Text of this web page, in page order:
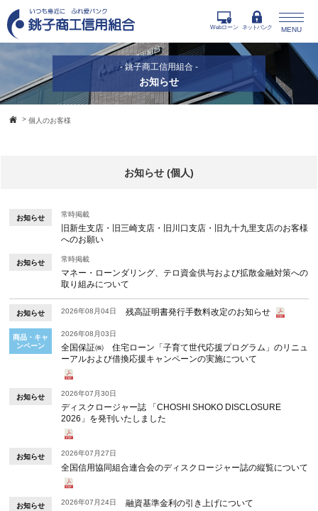
MENU
Webローン ネットバンク
- 銚子商工信用組合 -
お知らせ
>個人のお客様
お知らせ (個人)
お知らせ 常時掲載
旧新生支店・旧三崎支店・旧川口支店・旧九十九里支店のお客様
へのお願い
お知らせ 常時掲載
マネー・ローンダリング、テロ資金供与および拡散金融対策への
取り組みについて
お知らせ 2026年08月04日 残高証明書発行手数料改定のお知らせ
商品・キャ
ンペーン
2026年08月03日
全国保証㈱ 住宅ローン「子育て世代応援プログラム」のリニュ
ーアルおよび借換応援キャンペーンの実施について
お知らせ 2026年07月30日
ディスクロージャー誌 「CHOSHI SHOKO DISCLOSURE
2026」を発刊いたしました
お知らせ 2026年07月27日
全国信用協同組合連合会のディスクロージャー誌の縦覧について
お知らせ 2026年07月24日 融資基準金利の引き上げについて